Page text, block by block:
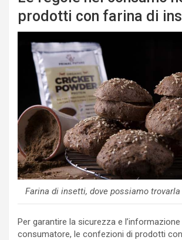
prodotti con farina di
Farina di insetti, dove possiamo
Per garantire la sicurezza e l’informazione
consumatore, le confezioni di prodotti